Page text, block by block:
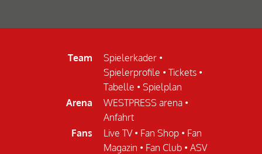
Team Spielerkader •
Spielerprofile • Tickets •
Tabelle • Spielplan
Arena
WESTPRESS arena •
Anfahrt
Fans
Live TV• Fan Shop • Fan
Magazin • Fan Club • ASV